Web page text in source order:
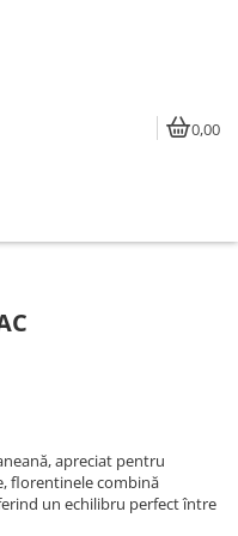
0,00
apreciat pentru
florentinele combină
un echilibru perfect între